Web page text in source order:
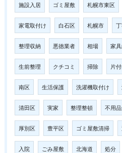
施設入居 ゴミ屋敷 札幌市東区
家電取付け 白石区 札幌市
整理収納 悪徳業者 相場 家
生前整理 クチコミ 掃除 片
南区 生活保護 洗濯機取付け
清田区 実家 整理整頓 不用
厚別区 豊平区 ゴミ屋敷清掃
入院 ごみ屋敷 北海道 処分